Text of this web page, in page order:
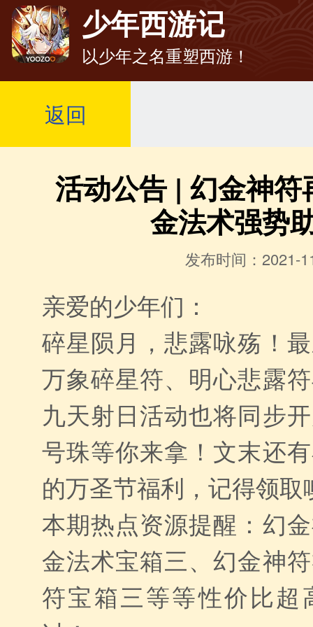
少年西游记
以少年之名重塑西游！
返回
活动公告 | 幻金神符
金法术强势
发布时间：2021-
亲爱的少年们：
碎星陨月，悲露咏殇！
万象碎星符、明心悲露
九天射日活动也将同步
号珠等你来拿！文末还
的万圣节福利，记得领取
本期热点资源提醒：幻
金法术宝箱三、幻金神
符宝箱三等等性价比超